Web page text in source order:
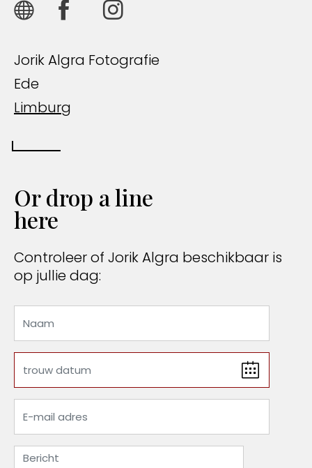
Jorik Algra Fotografie
Ede
Limburg
Or drop a line
here
Controleer of Jorik Algra beschikbaar is
op jullie dag: